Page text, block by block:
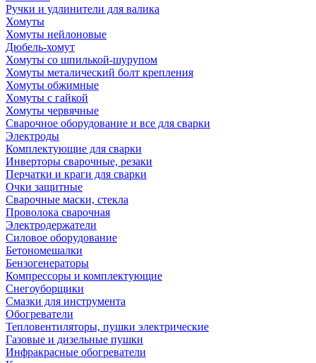
Ручки и удлинители для валика
Хомуты
Хомуты нейлоновые
Дюбель-хомут
Хомуты со шпилькой-шурупом
Хомуты металический болт крепления
Хомуты обжимные
Хомуты с гайкой
Хомуты червячные
Сварочное оборудование и все для сварки
Электроды
Комплектующие для сварки
Инверторы сварочные, резаки
Перчатки и краги для сварки
Очки защитные
Сварочные маски, стекла
Проволока сварочная
Электродержатели
Силовое оборудование
Бетономешалки
Бензогенераторы
Компрессоры и комплектующие
Снегоуборщики
Смазки для инструмента
Обогреватели
Тепловентиляторы, пушки электрические
Газовые и дизельные пушки
Инфракрасные обогреватели